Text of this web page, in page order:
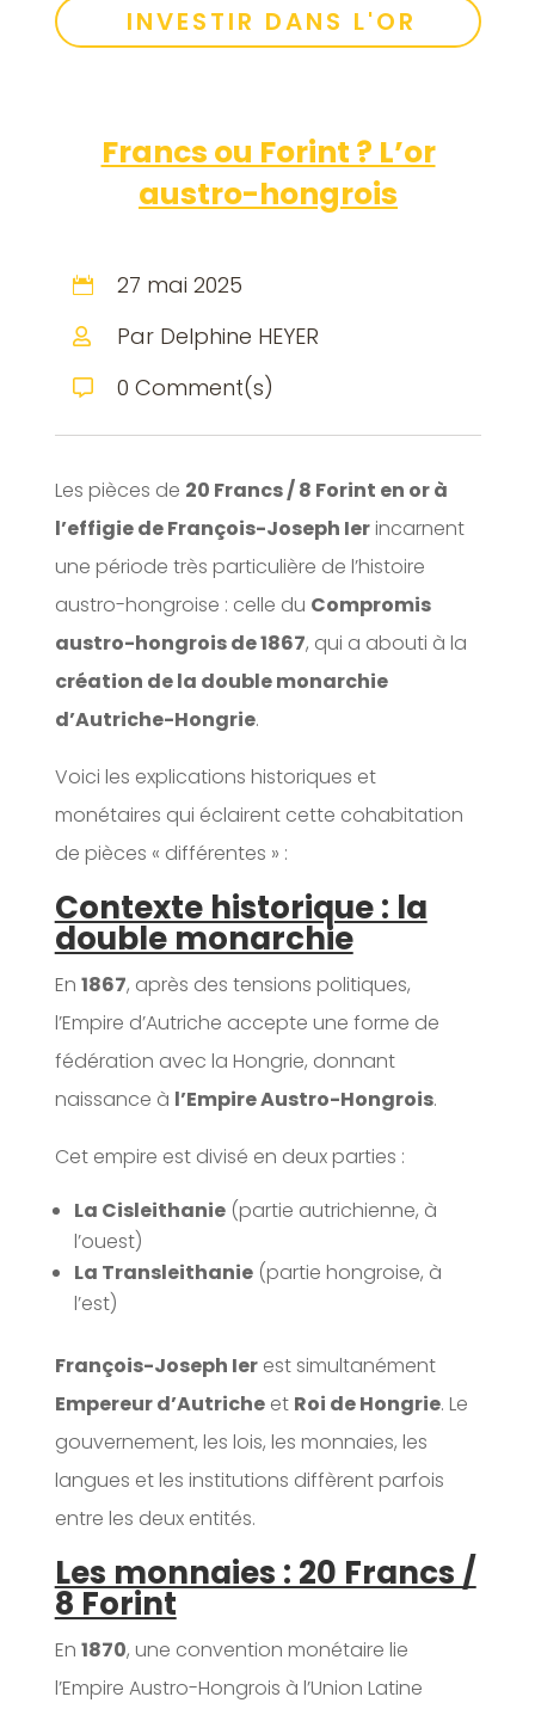
INVESTIR DANS L'OR
Francs ou Forint ? L’or
austro-hongrois
 27 mai 2025
 Par Delphine HEYER
 0 Comment(s)
Les pièces de 20 Francs / 8 Forint en or à
l’effigie de François-Joseph Ierincarnent
une période très particulière de l’histoire
austro-hongroise : celle du Compromis
austro-hongrois de 1867, qui a abouti à la
création de la double monarchie
d’Autriche-Hongrie.
Voici les explications historiques et
monétaires qui éclairent cette cohabitation
de pièces « différentes » :
Contexte historique : la
double monarchie
En 1867, après des tensions politiques,
l’Empire d’Autriche accepte une forme de
fédération avec la Hongrie, donnant
naissance à l’Empire Austro-Hongrois.
Cet empire est divisé en deux parties :
La Cisleithanie(partie autrichienne, à
l’ouest)
La Transleithanie(partie hongroise, à
l’est)
François-Joseph Ierest simultanément
Empereur d’Autricheet Roi de Hongrie. Le
gouvernement, les lois, les monnaies, les
langues et les institutions diffèrent parfois
entre les deux entités.
Les monnaies : 20 Francs /
8 Forint
En 1870, une convention monétaire lie
l’Empire Austro-Hongrois à l’Union Latine